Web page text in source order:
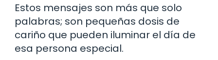
Estos mensajes son más que solo
palabras; son pequeñas dosis de
cariño que pueden iluminar el día de
esa persona especial.